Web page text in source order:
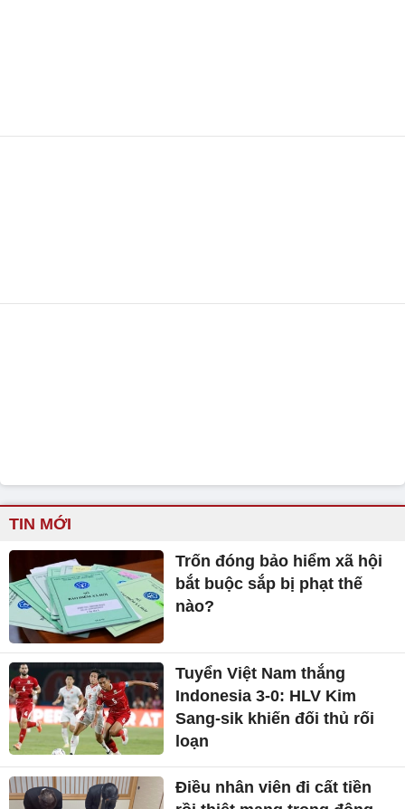
TIN MỚI
Trốn đóng bảo hiểm xã hội
bắt buộc sắp bị phạt thế
nào?
Tuyển Việt Nam thắng
Indonesia 3-0: HLV Kim
Sang-sik khiến đối thủ rối
loạn
Điều nhân viên đi cất tiền